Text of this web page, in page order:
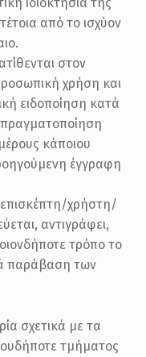
από το ισχύον
στον
χρήση και
ειδοποίηση κατά
πραγματοποίηση
κάποιου
έγγραφη
χρήστη/
αντιγράφει,
τρόπο το
παράβαση των
σχετικά με τα
τμήματος